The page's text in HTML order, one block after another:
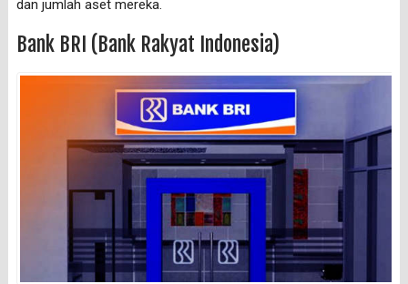
dan jumlah aset mereka.
Bank BRI (Bank Rakyat Indonesia)